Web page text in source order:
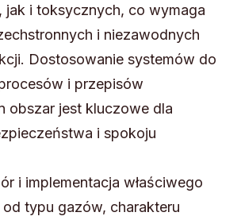
jak i toksycznych, co wymaga
i niezawodnych
Dostosowanie systemów do
i przepisów
obszar jest kluczowe dla
i spokoju
i implementacja właściwego
typu gazów, charakteru